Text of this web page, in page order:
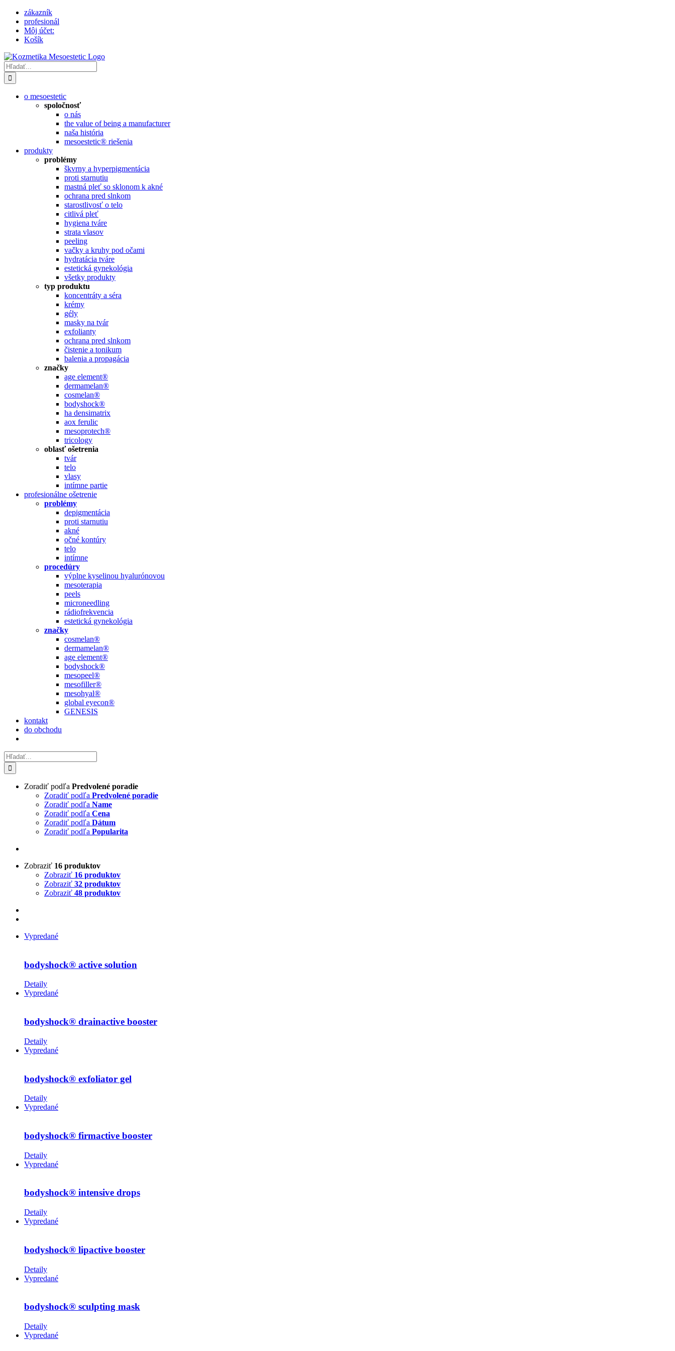
Skip
content
zákazník
profesionál
Môj účet:
Košík
Hľadať:
o mesoestetic
spoločnosť
o nás
the value of being a manufacturer
naša história
mesoestetic® riešenia
produkty
problémy
škvrny a hyperpigmentácia
proti starnutiu
mastná pleť so sklonom k ​​akné
ochrana pred slnkom
starostlivosť o telo
citlivá pleť
hygiena tváre
strata vlasov
peeling
vačky a kruhy pod očami
hydratácia tváre
estetická gynekológia
všetky produkty
typ produktu
koncentráty a séra
krémy
gély
masky na tvár
exfolianty
ochrana pred slnkom
čistenie a tonikum
balenia a propagácia
značky
age element®
dermamelan®
cosmelan®
bodyshock®
ha densimatrix
aox ferulic
mesoprotech®
tricology
oblasť ošetrenia
tvár
telo
vlasy
intímne partie
profesionálne ošetrenie
problémy
depigmentácia
proti starnutiu
akné
očné kontúry
telo
intímne
procedúry
výplne kyselinou hyalurónovou
mesoterapia
peels
microneedling
rádiofrekvencia
estetická gynekológia
značky
cosmelan®
dermamelan®
age element®
bodyshock®
mesopeel®
mesofiller®
mesohyal®
global eyecon®
GENESIS
kontakt
do obchodu
Hľadať:
Zoradiť podľa Predvolené poradie
Zoradiť podľa Predvolené poradie
Zoradiť podľa Name
Zoradiť podľa Cena
Zoradiť podľa Dátum
Zoradiť podľa Popularita
Zobraziť 16 produktov
Zobraziť 16 produktov
Zobraziť 32 produktov
Zobraziť 48 produktov
Vypredané
bodyshock® active solution
Detaily
Vypredané
bodyshock® drainactive booster
Detaily
Vypredané
bodyshock® exfoliator gel
Detaily
Vypredané
bodyshock® firmactive booster
Detaily
Vypredané
bodyshock® intensive drops
Detaily
Vypredané
bodyshock® lipactive booster
Detaily
Vypredané
bodyshock® sculpting mask
Detaily
Vypredané